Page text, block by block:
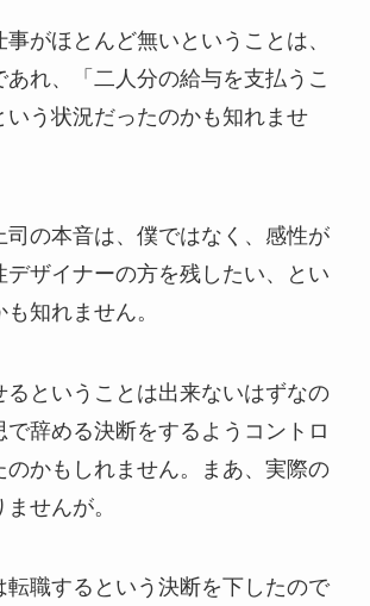
がほとんど無いということは、
れ、「二人分の給与を支払うこ
いう状況だったのかも知れませ
司の本音は、僕ではなく、感性が
デザイナーの方を残したい、とい
知れません。
るということは出来ないはずなの
で辞める決断をするようコントロ
のかもしれません。まあ、実際の
せんが。
転職するという決断を下したので